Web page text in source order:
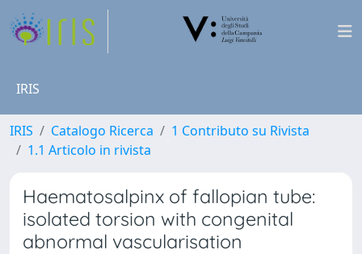
IRIS
IRIS Catalogo Ricerca
1 Contributo su Rivista
1.1 Articolo in rivista
Haematosalpinx of fallopian tube:
isolated torsion with congenital
abnormal vascularisation